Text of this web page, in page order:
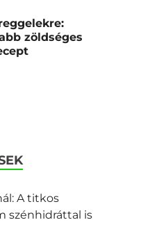
zöldséges
A titkos
szénhidráttal is